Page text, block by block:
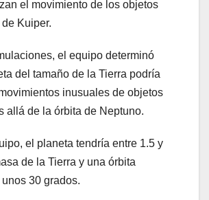
el movimiento de los objetos
Kuiper.
el equipo determinó
del tamaño de la Tierra podría
inusuales de objetos
allá de la órbita de Neptuno.
el planeta tendría entre 1.5 y
de la Tierra y una órbita
30 grados.